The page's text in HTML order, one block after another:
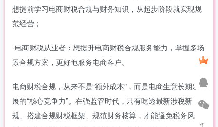
想提前学习电商财税合规与财务知识，从起步阶段就实现规
范经营；
-电商财税从业者：想提升电商财税合规服务能力，掌握多场
景合规方案，更好地服务电商客户。
电商财税合规，从来不是“额外成本”，而是电商生意长期发
展的“核心竞争力”。在强监管时代，只有吃透最新涉税新
规、搭建合规财税框架、规范财务核算，才能避免税务风